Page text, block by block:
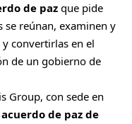
de paz que pide
se reúnan, examinen y
convertirlas en el
de un gobierno de
Group, con sede en
de paz de